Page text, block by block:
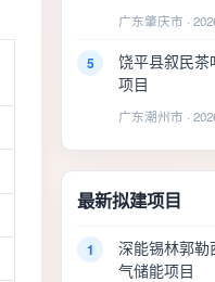
广东肇庆市 ·
5
饶平县叙民
项目
广东潮州市 ·
最新拟建项目
1
深能锡林郭勒
气储能项目